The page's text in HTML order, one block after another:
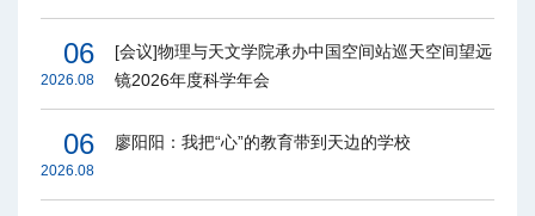
06
2026.08
[会议]物理与天文学院承办中国空间站巡天空间望远
镜2026年度科学年会
06
2026.08
廖阳阳：我把“心”的教育带到天边的学校